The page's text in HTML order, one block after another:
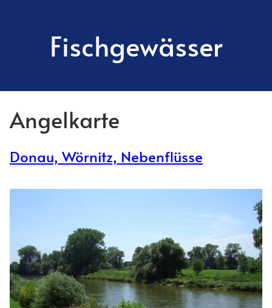
Fischgewässer
Angelkarte
Donau, Wörnitz, Nebenflüsse